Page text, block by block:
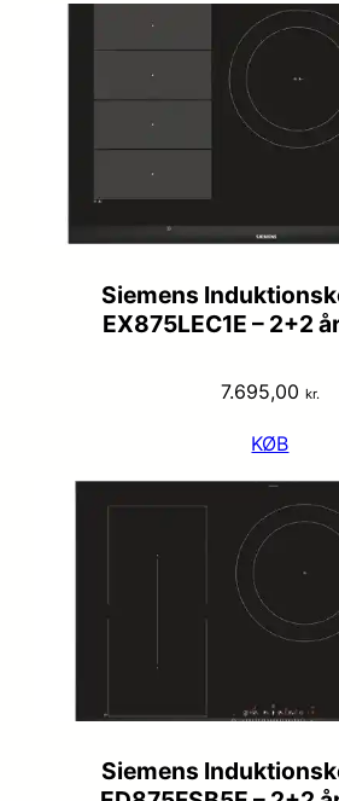
Siemens
EX875LEC1E – 2+2
7.695,00 kr.
KØB
Siemens